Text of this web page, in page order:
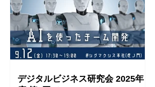
デジタルビジネス研究会 2025年